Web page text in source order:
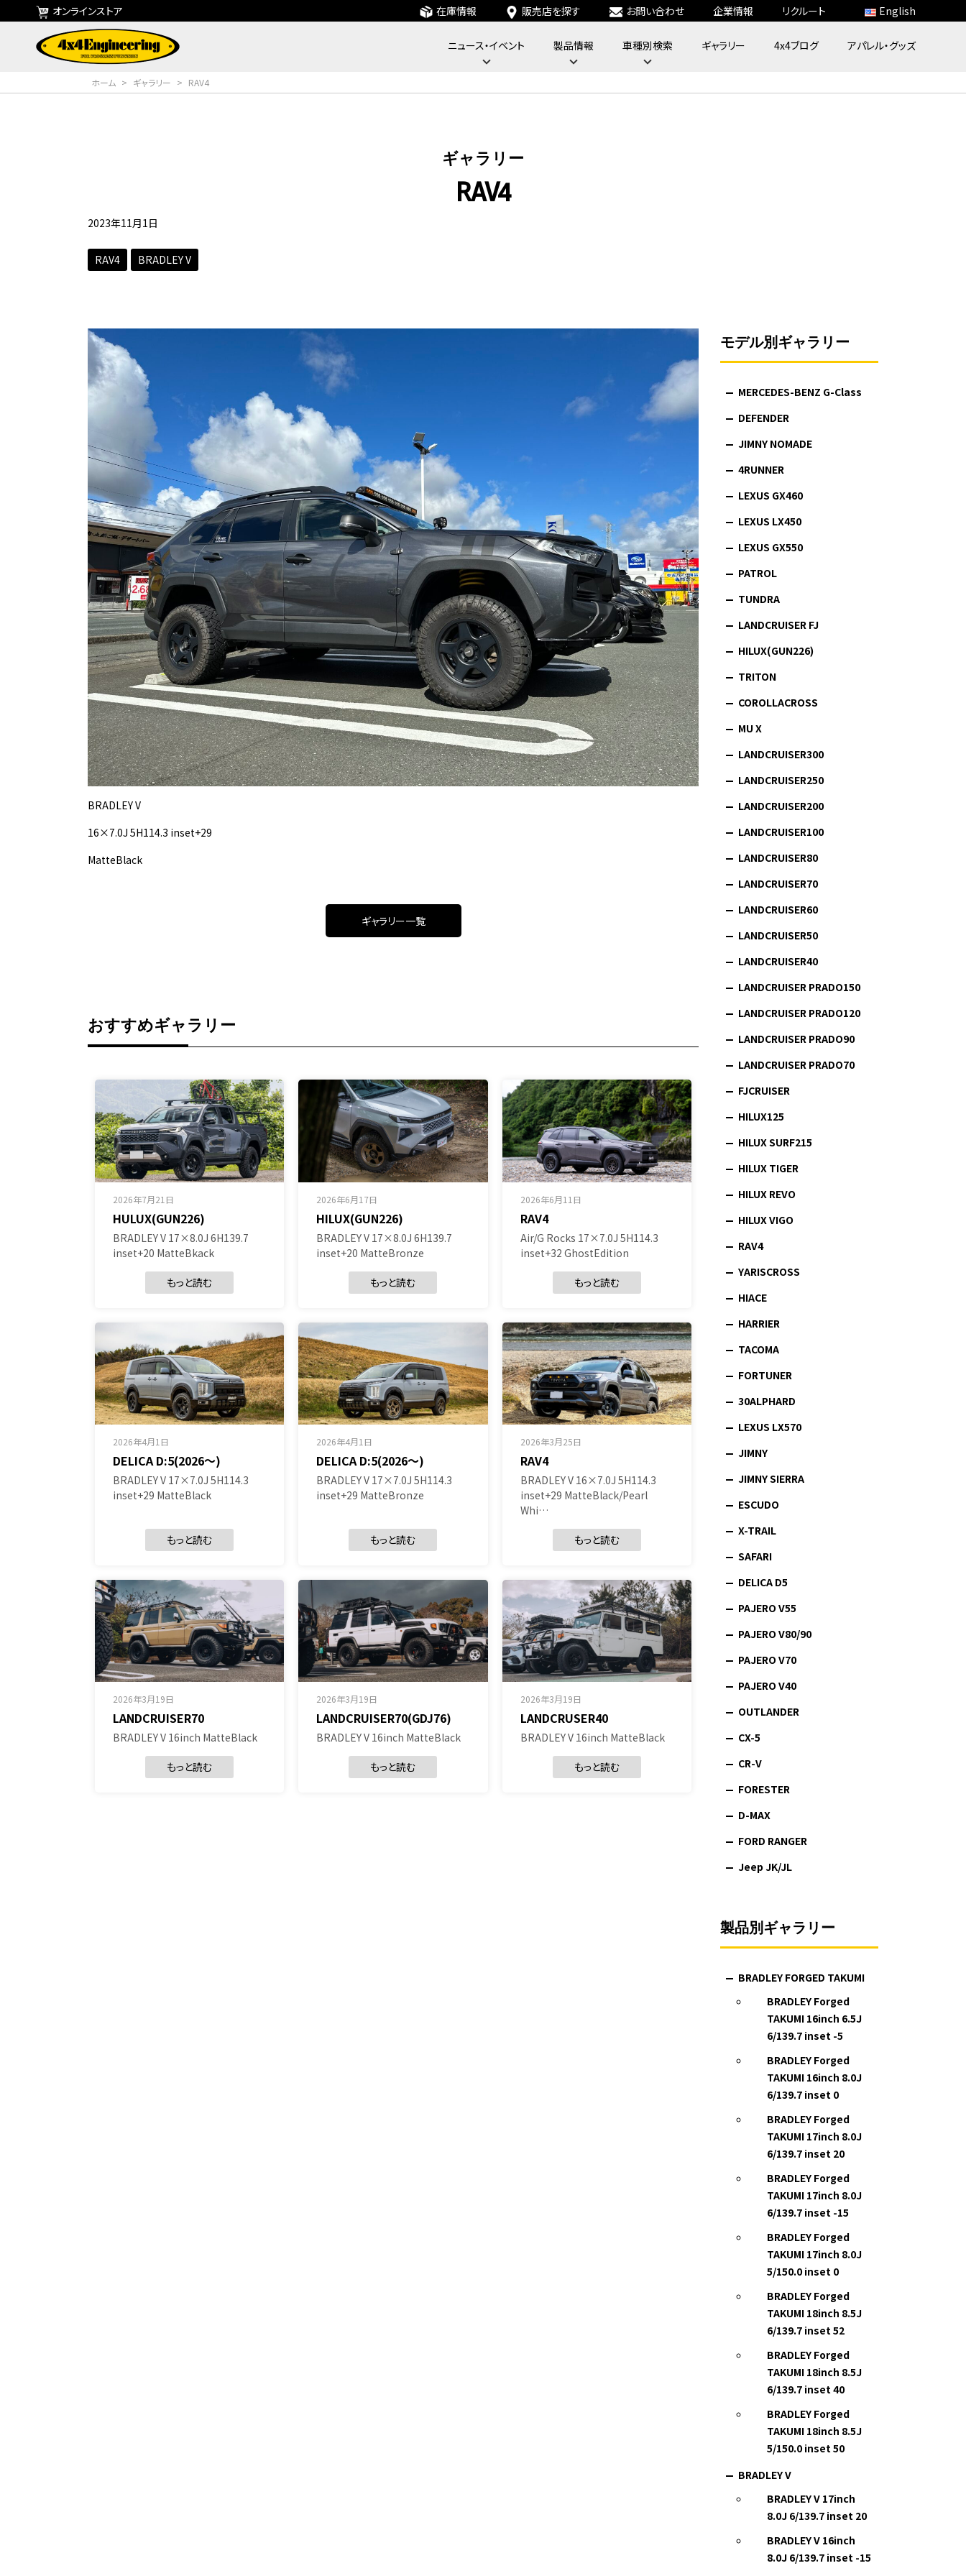
ニュース・イベント 製品情報 車種別検索 ギャラリー 4x4ブログ アパレル・グッズ
オンラインストア 在庫情報 販売店を探す お問い合わせ 企業情報 リクルート English
ホーム > ギャラリー > RAV4
ギャラリー
RAV4
2023年11月1日
RAV4 BRADLEY V
BRADLEY V
16×7.0J 5H114.3 inset+29
MatteBlack
ギャラリー一覧
おすすめギャラリー
2026年7月21日
HULUX(GUN226)
BRADLEY V 17×8.0J 6H139.7
inset+20 MatteBkack
もっと読む
2026年6月17日
HILUX(GUN226)
BRADLEY V 17×8.0J 6H139.7
inset+20 MatteBronze
もっと読む
2026年6月11日
RAV4
Air/G Rocks 17×7.0J 5H114.3
inset+32 GhostEdition
もっと読む
2026年4月1日
DELICA D:5(2026～)
BRADLEY V 17×7.0J 5H114.3
inset+29 MatteBlack
もっと読む
2026年4月1日
DELICA D:5(2026～)
BRADLEY V 17×7.0J 5H114.3
inset+29 MatteBronze
もっと読む
2026年3月25日
RAV4
BRADLEY V 16×7.0J 5H114.3
inset+29 MatteBlack/Pearl
Whi…
もっと読む
2026年3月19日
LANDCRUISER70
BRADLEY V 16inch MatteBlack
もっと読む
2026年3月19日
LANDCRUISER70(GDJ76)
BRADLEY V 16inch MatteBlack
もっと読む
2026年3月19日
LANDCRUSER40
BRADLEY V 16inch MatteBlack
もっと読む
モデル別ギャラリー
MERCEDES-BENZ G-Class
DEFENDER
JIMNY NOMADE
4RUNNER
LEXUS GX460
LEXUS LX450
LEXUS GX550
PATROL
TUNDRA
LANDCRUISER FJ
HILUX(GUN226)
TRITON
COROLLACROSS
MU X
LANDCRUISER300
LANDCRUISER250
LANDCRUISER200
LANDCRUISER100
LANDCRUISER80
LANDCRUISER70
LANDCRUISER60
LANDCRUISER50
LANDCRUISER40
LANDCRUISER PRADO150
LANDCRUISER PRADO120
LANDCRUISER PRADO90
LANDCRUISER PRADO70
FJCRUISER
HILUX125
HILUX SURF215
HILUX TIGER
HILUX REVO
HILUX VIGO
RAV4
YARISCROSS
HIACE
HARRIER
TACOMA
FORTUNER
30ALPHARD
LEXUS LX570
JIMNY
JIMNY SIERRA
ESCUDO
X-TRAIL
SAFARI
DELICA D5
PAJERO V55
PAJERO V80/90
PAJERO V70
PAJERO V40
OUTLANDER
CX-5
CR-V
FORESTER
D-MAX
FORD RANGER
Jeep JK/JL
製品別ギャラリー
BRADLEY FORGED TAKUMI
BRADLEY Forged
TAKUMI 16inch 6.5J
6/139.7 inset -5
BRADLEY Forged
TAKUMI 16inch 8.0J
6/139.7 inset 0
BRADLEY Forged
TAKUMI 17inch 8.0J
6/139.7 inset 20
BRADLEY Forged
TAKUMI 17inch 8.0J
6/139.7 inset -15
BRADLEY Forged
TAKUMI 17inch 8.0J
5/150.0 inset 0
BRADLEY Forged
TAKUMI 18inch 8.5J
6/139.7 inset 52
BRADLEY Forged
TAKUMI 18inch 8.5J
6/139.7 inset 40
BRADLEY Forged
TAKUMI 18inch 8.5J
5/150.0 inset 50
BRADLEY V
BRADLEY V 17inch
8.0J 6/139.7 inset 20
BRADLEY V 16inch
8.0J 6/139.7 inset -15